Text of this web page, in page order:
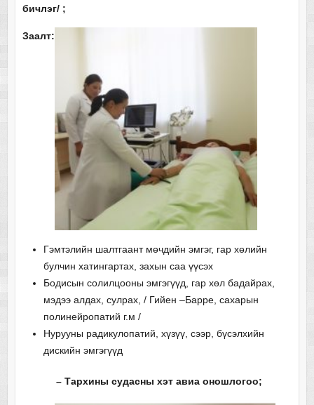
бичлэг/ ;
Заалт:
Гэмтэлийн шалтгаант мөчдийн эмгэг, гар хөлийн
булчин хатингартах, захын саа үүсэх
Бодисын солилцооны эмгэгүүд, гар хөл бадайрах,
мэдээ алдах, сулрах, / Гийен –Барре, сахарын
полинейропатий г.м /
Нурууны радикулопатий, хүзүү, сээр, бүсэлхийн
дискийн эмгэгүүд
– Тархины судасны хэт авиа оношлогоо;